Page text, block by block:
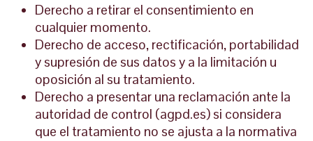
Derecho a retirar el consentimiento en
cualquier momento.
Derecho de acceso, rectificación, portabilidad
y supresión de sus datos y a la limitación u
oposición al su tratamiento.
Derecho a presentar una reclamación ante la
autoridad de control (agpd.es) si considera
que el tratamiento no se ajusta a la normativa